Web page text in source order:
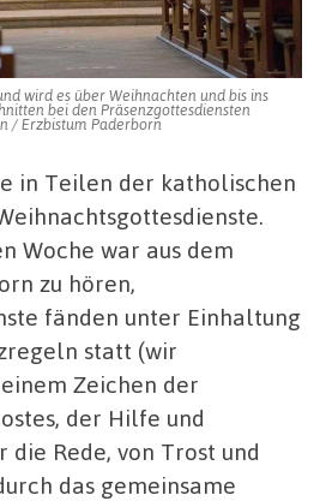
wird es über Weihnachten und bis ins
bei den Präsenzgottesdiensten
/ Erzbistum Paderborn
in Teilen der katholischen
Woche war aus dem
zu hören,
fänden unter Einhaltung
statt (wir
Zeichen der
der Hilfe und
die Rede, von Trost und
das gemeinsame